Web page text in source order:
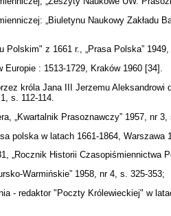
„Biuletynu Naukowy Zakładu
z 1661 r., „Prasa Polska”
: 1513-1729, Kraków 1960 [34].
króla Jana III Jerzemu Aleksandrowi
s. 112-114.
„Kwartalnik Prasoznawczy” 1957, nr 3,
polska w latach 1661-1864, Warszawa
„Rocznik Historii Czasopiśmiennictwa
Warmińskie” 1958, nr 4, s. 325-353;
- redaktor "Poczty Królewieckiej" w